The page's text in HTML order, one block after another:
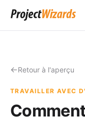
Retour à l'aperçu
TRAVAILLER AVEC